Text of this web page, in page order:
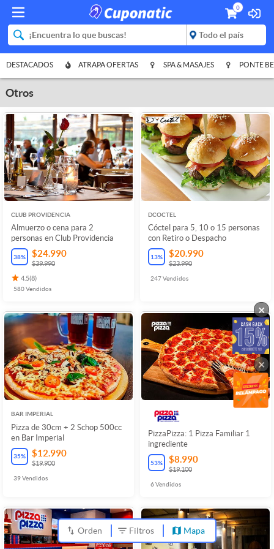
0
DESTACADOS ATRAPA OFERTAS SPA & MASAJES PONTE
Otros
CLUB PROVIDENCIA
Almuerzo o cena para 2
personas en Club Providencia
38% $24.990
$39.990
4.5(8)
580Vendidos
DCOCTEL
Cóctel para 5, 10 o 15 personas
con Retiro o Despacho
13% $20.990
$23.990
247Vendidos
BAR IMPERIAL
Pizza de 30cm + 2 Schop 500cc
en Bar Imperial
35% $12.990
$19.900
39Vendidos
PizzaPizza: 1 Pizza Familiar 1
ingrediente
53% $8.990
$19.100
6Vendidos
Orden Filtros Mapa
×
×